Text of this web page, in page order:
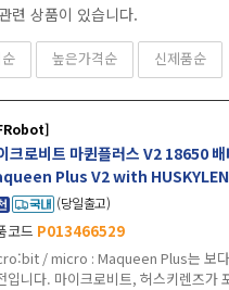
관련 상품이 있습니다.
높은가격순 신제품순
크로비트 마퀸플러스 V2 18650
Plus V2 with
(당일출고)
코드 P013466529
/ micro : Maqueen Plus는 보
입니다. 마이크로비트, 허스키렌즈가